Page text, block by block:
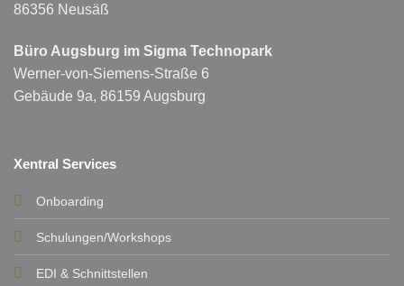
86356 Neusäß
Büro Augsburg im Sigma Technopark
Werner-von-Siemens-Straße 6
Gebäude 9a, 86159 Augsburg
Xentral Services
Onboarding
Schulungen/Workshops
EDI & Schnittstellen